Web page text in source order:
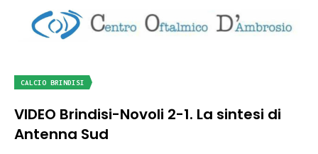
CALCIO BRINDISI
VIDEO Brindisi-Novoli 2-1. La sintesi di
Antenna Sud